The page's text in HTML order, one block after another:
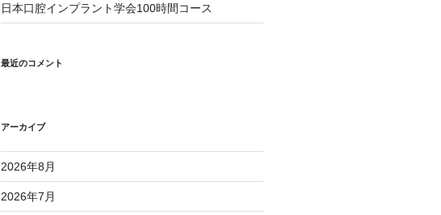
日本口腔インプラント学会100時間コース
最近のコメント
アーカイブ
2026年8月
2026年7月